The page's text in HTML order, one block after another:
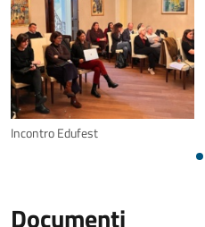
Incontro Edufest
Documenti